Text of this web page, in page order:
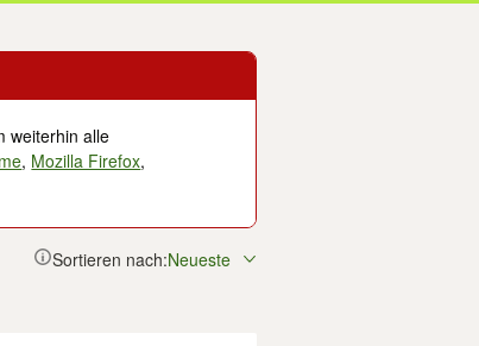
weiterhin alle
, Mozilla Firefox,
Sortieren nach:Neueste